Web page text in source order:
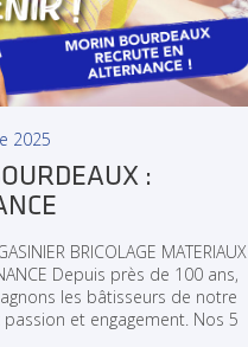
2025
:
BRICOLAGE MATERIAUX
Depuis près de 100 ans,
les bâtisseurs de notre
et engagement. Nos 5